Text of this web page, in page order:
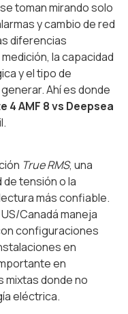
toman mirando solo
y cambio de red
diferencias
la capacidad
y el tipo de
Ahí es donde
4 AMF 8 vs Deepsea
True RMS, una
tensión o la
más confiable.
Canadá maneja
configuraciones
en
en
mixtas donde no
eléctrica.